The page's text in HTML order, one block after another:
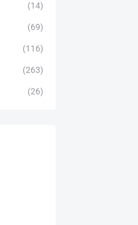
(14)
(69)
(116)
(263)
(26)